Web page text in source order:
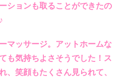
ションも取ることができたの
マッサージ。アットホームな
も気持ちよさそうでした！ス
、笑顔もたくさん見られて、